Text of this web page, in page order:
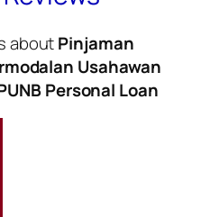
aboutPinjaman
Usahawan
Personal Loan